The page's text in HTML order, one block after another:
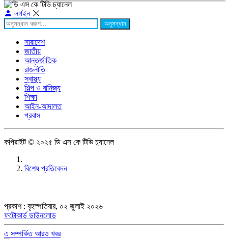
লগইন
অনুসন্ধান
সারাদেশ
জাতীয়
আন্তর্জাতিক
রাজনীতি
স্বাস্থ্য
শিল্প ও বানিজ্য
শিক্ষা
আইন-আদালত
প্রবাস
কপিরাইট © ২০২৫ ডি এস কে টিভি চ্যানেল
বিশেষ প্রতিবেদন
প্রকাশ : বৃহস্পতিবার, ০২ জুলাই ২০২৬
ফটোকার্ড ডাউনলোড
এ সম্পর্কিত আরও খবর